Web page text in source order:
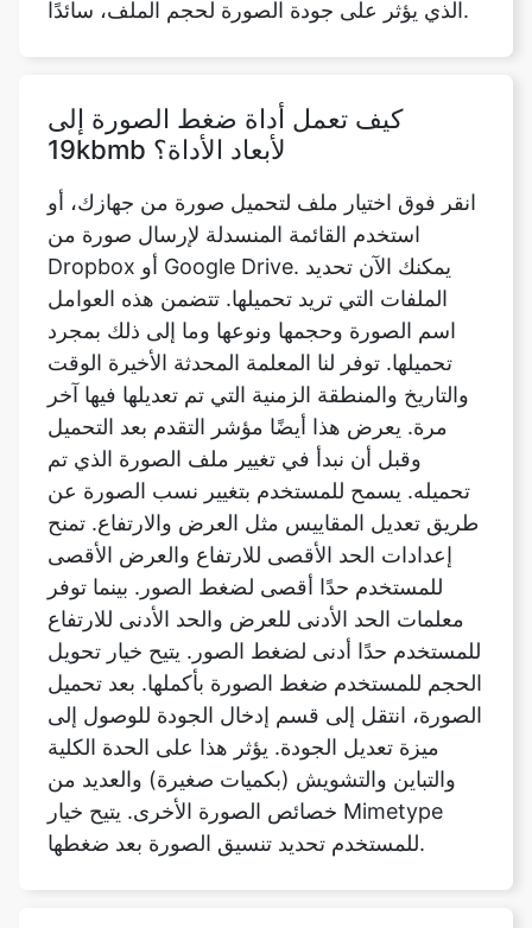
كيف تعمل أداة ضغط الصورة إلى
انقر فوق اختيار ملف لتحميل صورة من جهازك، أو
استخدم القائمة المنسدلة لإرسال صورة من
الملفات التي تريد تحميلها. تتضمن هذه العوامل
اسم الصورة وحجمها ونوعها وما إلى ذلك بمجرد
تحميلها. توفر لنا المعلمة المحدثة الأخيرة الوقت
والتاريخ والمنطقة الزمنية التي تم تعديلها فيها آخر
مرة. يعرض هذا أيضًا مؤشر التقدم بعد التحميل
وقبل أن نبدأ في تغيير ملف الصورة الذي تم
تحميله. يسمح للمستخدم بتغيير نسب الصورة عن
طريق تعديل المقاييس مثل العرض والارتفاع. تمنح
إعدادات الحد الأقصى للارتفاع والعرض الأقصى
للمستخدم حدًا أقصى لضغط الصور. بينما توفر
معلمات الحد الأدنى للعرض والحد الأدنى للارتفاع
للمستخدم حدًا أدنى لضغط الصور. يتيح خيار تحويل
الحجم للمستخدم ضغط الصورة بأكملها. بعد تحميل
الصورة، انتقل إلى قسم إدخال الجودة للوصول إلى
ميزة تعديل الجودة. يؤثر هذا على الحدة الكلية
والتباين والتشويش (بكميات صغيرة) والعديد من
خصائص الصورة الأخرى. يتيح خيار Mimetype
للمستخدم تحديد تنسيق الصورة بعد ضغطها.
هل من الممكن فك ضغط صورة؟